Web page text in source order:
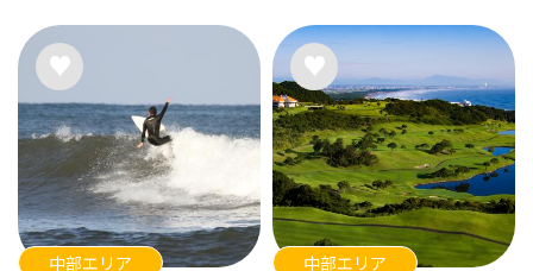
中部エリア 中部エリア